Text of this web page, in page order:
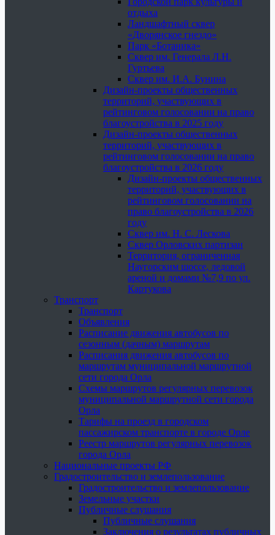
отдыха
Ландшафтный сквер
«Дворянское гнездо»
Парк «Ботаника»
Сквер им. Генерала Л.Н.
Гуртьева
Сквер им. И.А. Бунина
Дизайн-проекты общественных
территорий, участвующих в
рейтинговом голосовании на право
благоустройства в 2025 году
Дизайн-проекты общественных
территорий, участвующих в
рейтинговом голосовании на право
благоустройства в 2026 году
Дизайн-проекты общественных
территорий, участвующих в
рейтинговом голосовании на
право благоустройства в 2026
году
Сквер им. Н. С. Лескова
Сквер Орловских партизан
Территория, ограниченная
Наугорским шоссе, ледовой
ареной и домами №7,9 по ул.
Картукова
Транспорт
Транспорт
Объявления
Расписание движения автобусов по
сезонным (дачным) маршрутам
Расписания движения автобусов по
маршрутам муниципальной маршрутной
сети города Орла
Схемы маршрутов регулярных перевозок
муниципальной маршрутной сети города
Орла
Тарифы на проезд в городском
пассажирском транспорте в городе Орле
Реестр маршрутов регулярных перевозок
города Орла
Национальные проекты РФ
Градостроительство и землепользование
Градостроительство и землепользование
Земельные участки
Публичные слушания
Публичные слушания
Заключения о результатах публичных